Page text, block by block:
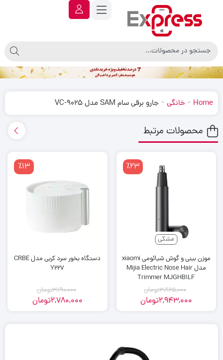
Home
- خانگی - جارو برقی سام SAM مدل VC-9025
محصولات مرتبط
مشکی
٪23
موزن بینی و گوش شیائومی xiaomi
مدل Mijia Electric Nose Hair
Trimmer MJGHB1LF
3,825,000تومان
2,943,000تومان
٪13
دستگاه بخور سرد کربی مدل CRBE
Y227
3,190,000تومان
2,780,000تومان